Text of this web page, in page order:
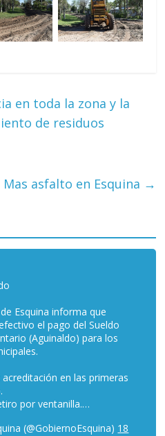
en toda la zona y la
de residuos
Mas asfalto en Esquina →
Esquina informa que
el pago del Sueldo
(Aguinaldo) para los
en las primeras
por ventanilla.…
(@GobiernoEsquina) 18